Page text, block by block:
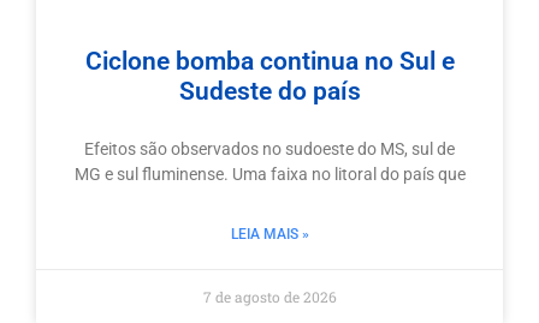
Ciclone bomba continua no Sul e
Sudeste do país
Efeitos são observados no sudoeste do MS, sul de
MG e sul fluminense. Uma faixa no litoral do país que
LEIA MAIS »
7 de agosto de 2026